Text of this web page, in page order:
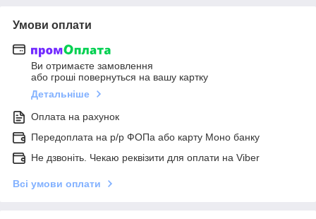
Умови оплати
Ви отримаєте замовлення
або гроші повернуться на вашу картку
Детальніше
Оплата на рахунок
Передоплата на р/р ФОПа або карту Моно банку
Не дзвоніть. Чекаю реквізити для оплати на Viber
Всі умови оплати